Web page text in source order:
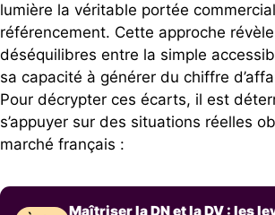
lumière la véritable portée
référencement. Cette approche
déséquilibres entre la simple
sa capacité à générer du chiffre
Pour décrypter ces écarts, il est
s’appuyer sur des situations réelles
marché français :
Maîtriser la DN et la DV : les